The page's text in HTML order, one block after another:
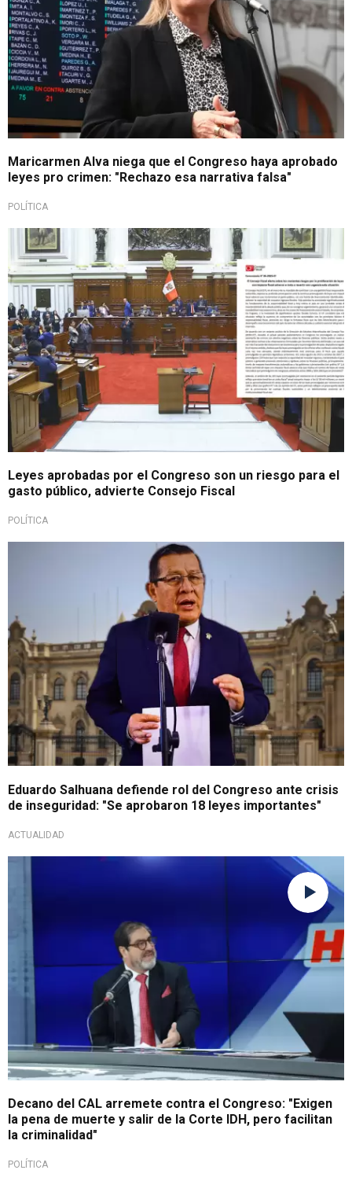
Maricarmen Alva niega que el Congreso haya aprobado
leyes pro crimen: "Rechazo esa narrativa falsa"
POLÍTICA
Aprobadas por insistencia y sin sustento técnico
Leyes aprobadas por el Congreso son un riesgo para el
gasto público, advierte Consejo Fiscal
POLÍTICA
Eduardo Salhuana defiende rol del Congreso ante crisis
de inseguridad: "Se aprobaron 18 leyes importantes"
ACTUALIDAD
Decano del CAL arremete contra el Congreso: "Exigen
la pena de muerte y salir de la Corte IDH, pero facilitan
la criminalidad"
POLÍTICA